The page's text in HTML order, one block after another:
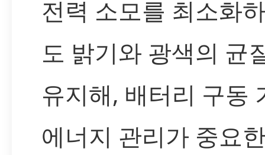
전력 소모를 최소화
도 밝기와 광색의 균
유지해, 배터리 구동
에너지 관리가 중요